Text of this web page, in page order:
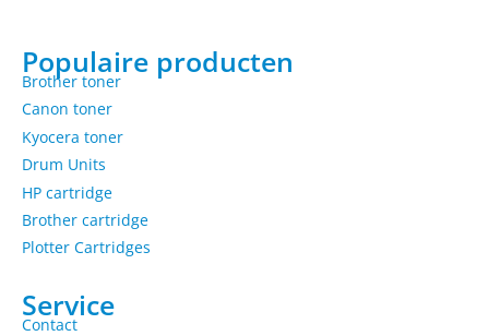
Populaire producten
Brother toner
Canon toner
Kyocera toner
Drum Units
HP cartridge
Brother cartridge
Plotter Cartridges
Service
Contact